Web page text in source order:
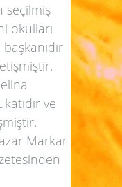
seçilmiş
okulları
ve
Markar